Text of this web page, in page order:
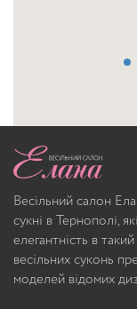
Весільний салон
сукні в Тернополі,
елегантність в
весільних суконь
моделей відомих